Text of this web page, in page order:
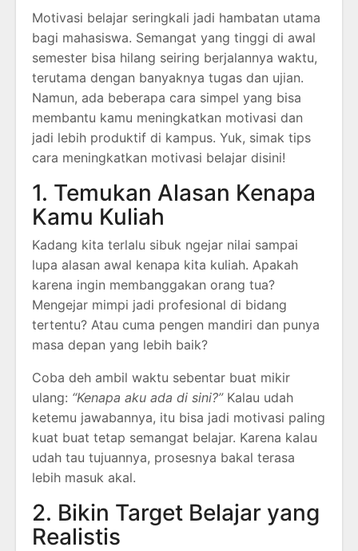
Motivasi belajar seringkali jadi hambatan utama
bagi mahasiswa. Semangat yang tinggi di awal
semester bisa hilang seiring berjalannya waktu,
terutama dengan banyaknya tugas dan ujian.
Namun, ada beberapa cara simpel yang bisa
membantu kamu meningkatkan motivasi dan
jadi lebih produktif di kampus. Yuk, simak tips
cara meningkatkan motivasi belajar disini!
1. Temukan Alasan Kenapa
Kamu Kuliah
Kadang kita terlalu sibuk ngejar nilai sampai
lupa alasan awal kenapa kita kuliah. Apakah
karena ingin membanggakan orang tua?
Mengejar mimpi jadi profesional di bidang
tertentu? Atau cuma pengen mandiri dan punya
masa depan yang lebih baik?
Coba deh ambil waktu sebentar buat mikir
ulang: “Kenapa aku ada di sini?”Kalau udah
ketemu jawabannya, itu bisa jadi motivasi paling
kuat buat tetap semangat belajar. Karena kalau
udah tau tujuannya, prosesnya bakal terasa
lebih masuk akal.
2. Bikin Target Belajar yang
Realistis